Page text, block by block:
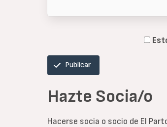
Publicar
Hazte Socia/o
Hacerse socia o socio de El